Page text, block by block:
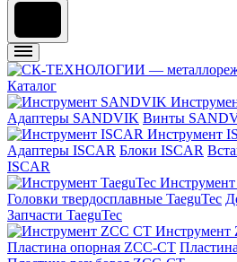
Каталог
Адаптеры SANDVIK Винты
Инструмент
Адаптеры ISCAR Блоки ISCAR
ISCAR
Инструмент
Головки твердосплавные TaeguTec
Запчасти TaeguTec
Инструмент
Пластина опорная ZCC-CT